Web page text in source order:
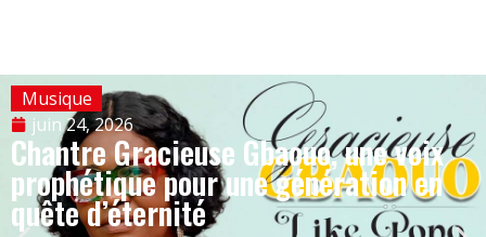
Musique
juin 24, 2026
Chantre Gracieuse Gbaouo, une voix
prophétique pour une génération en
quête d’éternité